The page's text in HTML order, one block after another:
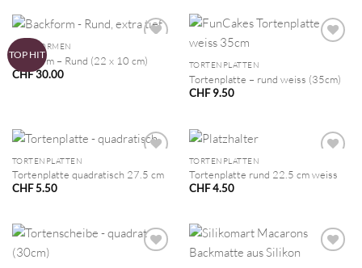
TOP HIT
BACKFORMEN
Backform – Rund (22 x 10 cm)
CHF30.00
TORTENPLATTEN
Tortenplatte – rund weiss (35cm)
CHF9.50
TORTENPLATTEN
Tortenplatte quadratisch 27.5 cm
CHF5.50
TORTENPLATTEN
Tortenplatte rund 22.5 cm weiss
CHF4.50